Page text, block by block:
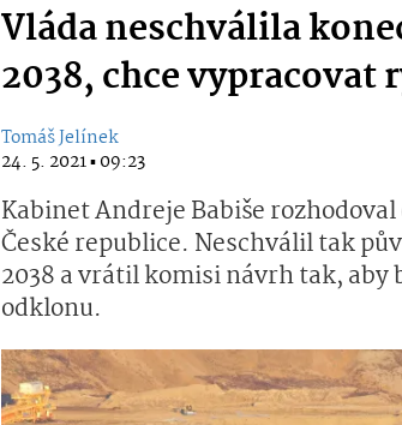
Vláda neschválila
2038, chce vypracovat
Tomáš Jelínek
24. 5. 2021 ▪ 09:23
Kabinet Andreje Babiše
České republice. Neschválil tak
2038 a vrátil komisi návrh tak,
odklonu.